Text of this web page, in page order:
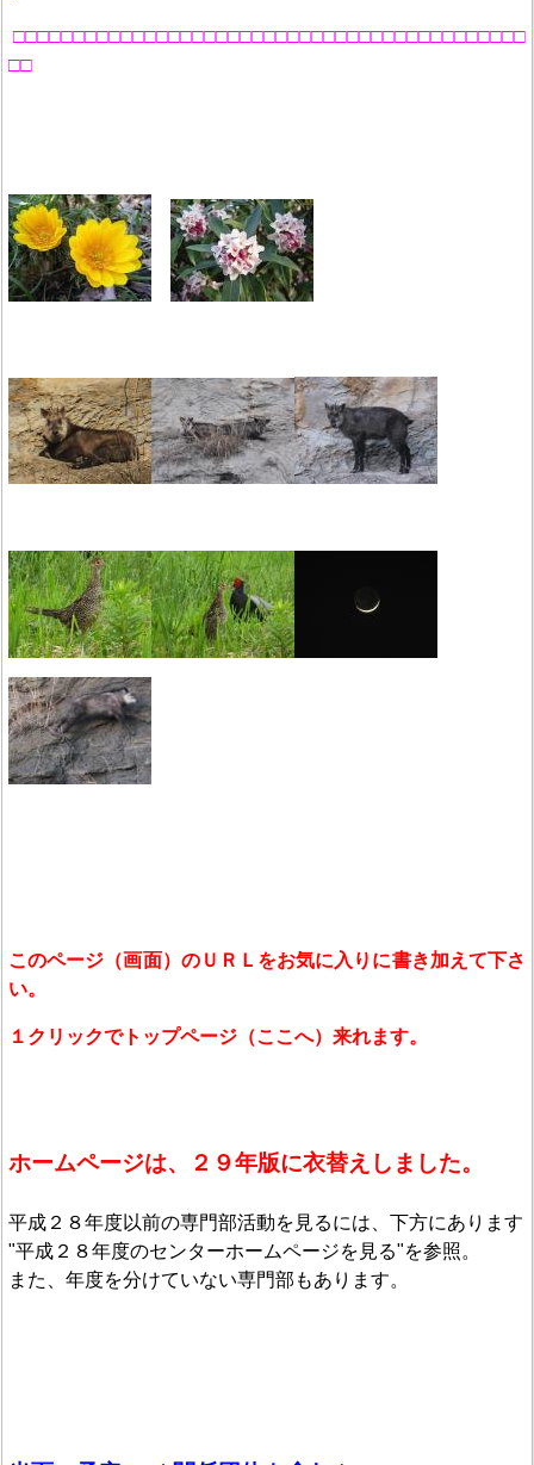
□□□□□□□□□□□□□□□□□□□□□□□□□□□□□□□□□□□□□□□□□□□
□□
このページ（画面）のＵＲＬをお気に入りに書き加えて下さ
い。
１クリックでトップページ（ここへ）来れます。
ホームページは、２９年版に衣替えしました。
平成２８年度以前の専門部活動を見るには、下方にあります
"平成２８年度のセンターホームページを見る"を参照。
また、年度を分けていない専門部もあります。